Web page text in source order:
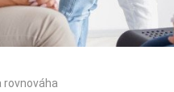
rovnováha